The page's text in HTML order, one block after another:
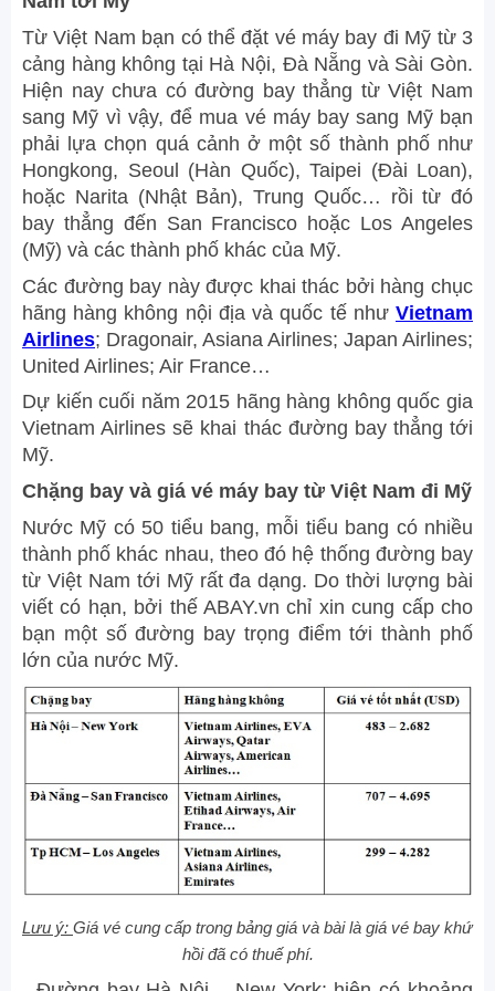
Từ Việt Nam bạn có thể đặt vé máy bay đi Mỹ từ 3
cảng hàng không tại Hà Nội, Đà Nẵng và Sài Gòn.
Hiện nay chưa có đường bay thẳng từ Việt Nam
sang Mỹ vì vậy, để mua vé máy bay sang Mỹ bạn
phải lựa chọn quá cảnh ở một số thành phố như
Hongkong, Seoul (Hàn Quốc), Taipei (Đài Loan),
hoặc Narita (Nhật Bản), Trung Quốc… rồi từ đó
bay thẳng đến San Francisco hoặc Los Angeles
(Mỹ) và các thành phố khác của Mỹ.
Các đường bay này được khai thác bởi hàng chục
hãng hàng không nội địa và quốc tế như Vietnam
Airlines; Dragonair, Asiana Airlines; Japan Airlines;
United Airlines; Air France…
Dự kiến cuối năm 2015 hãng hàng không quốc gia
Vietnam Airlines sẽ khai thác đường bay thẳng tới
Mỹ.
Chặng bay và giá vé máy bay từ Việt Nam đi Mỹ
Nước Mỹ có 50 tiểu bang, mỗi tiểu bang có nhiều
thành phố khác nhau, theo đó hệ thống đường bay
từ Việt Nam tới Mỹ rất đa dạng. Do thời lượng bài
viết có hạn, bởi thế ABAY.vn chỉ xin cung cấp cho
bạn một số đường bay trọng điểm tới thành phố
lớn của nước Mỹ.
Lưu ý: Giá vé cung cấp trong bảng giá và bài là giá vé bay khứ
hồi đã có thuế phí.